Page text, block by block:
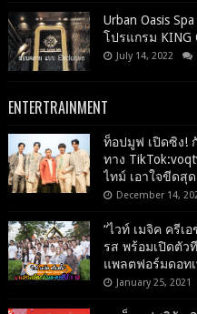
Urban Oasis
โปรแกรม KING
July 14, 2022
ENTERTRAINMENT
ท็อปมูฟ เปิดซิง!
ทาง
ไทม์ เอาใจขีดสุ
December 14,
“ไวท์ เมจิค ครีเ
รส พร้อมเปิดตัว
แพลตฟอร์มดอท
January 25, 2021